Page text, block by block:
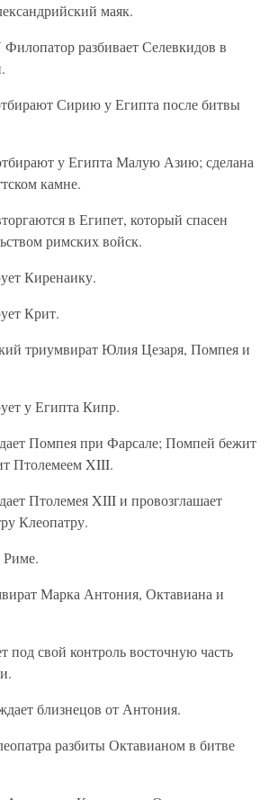
маяк.
разбивает Селевкидов в
Сирию у Египта после битвы
у Египта Малую Азию; сделана
камне.
в Египет, который спасен
римских войск.
Киренаику.
Крит.
триумвират Юлия Цезаря, Помпея и
у Египта Кипр.
Помпея при Фарсале; Помпей бежит
Птолемеем XIII.
Птолемея XIII и провозглашает
Клеопатру.
Риме.
Марка Антония, Октавиана и
под свой контроль восточную часть
близнецов от Антония.
разбиты Октавианом в битве